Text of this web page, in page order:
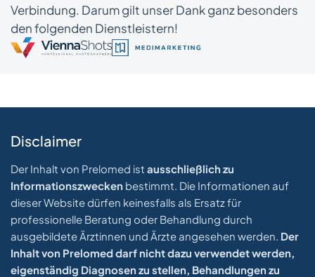
Verbindung. Darum gilt unser Dank ganz besonders
den folgenden Dienstleistern!
Disclaimer
Der Inhalt von Prelomed ist ausschließlich zu
Informationszwecken bestimmt. Die Informationen auf
dieser Website dürfen keinesfalls als Ersatz für
professionelle Beratung oder Behandlung durch
ausgebildete Ärztinnen und Ärzte angesehen werden. Der
Inhalt von Prelomed darf nicht dazu verwendet werden,
eigenständig Diagnosen zu stellen, Behandlungen zu